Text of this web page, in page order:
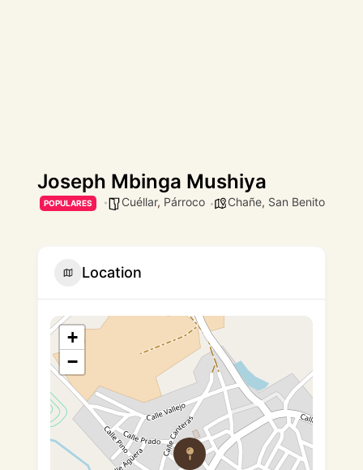
Joseph Mbinga Mushiya
POPULARES Cuéllar, Párroco Chañe, San Benito
Location
+
−